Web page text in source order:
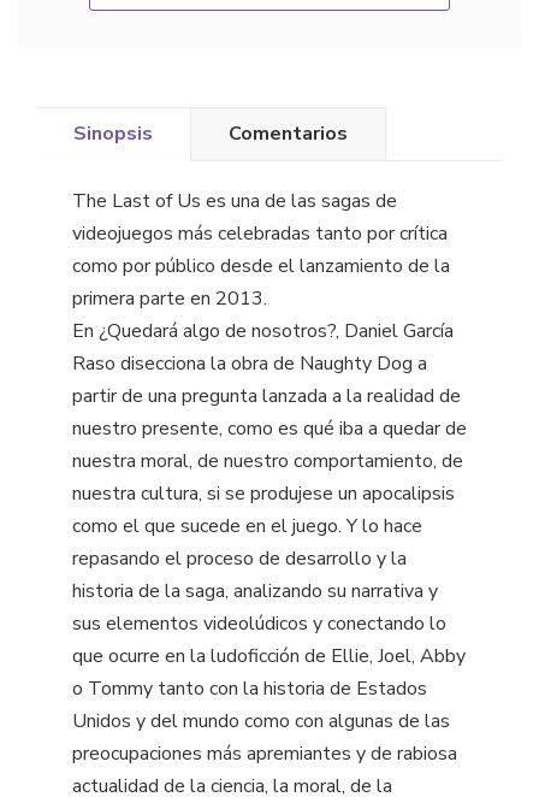
Sinopsis Comentarios
The Last of Us es una de las sagas de
videojuegos más celebradas tanto por crítica
como por público desde el lanzamiento de la
primera parte en 2013.
En ¿Quedará algo de nosotros?, Daniel García
Raso disecciona la obra de Naughty Dog a
partir de una pregunta lanzada a la realidad de
nuestro presente, como es qué iba a quedar de
nuestra moral, de nuestro comportamiento, de
nuestra cultura, si se produjese un apocalipsis
como el que sucede en el juego. Y lo hace
repasando el proceso de desarrollo y la
historia de la saga, analizando su narrativa y
sus elementos videolúdicos y conectando lo
que ocurre en la ludoficción de Ellie, Joel, Abby
o Tommy tanto con la historia de Estados
Unidos y del mundo como con algunas de las
preocupaciones más apremiantes y de rabiosa
actualidad de la ciencia, la moral, de la